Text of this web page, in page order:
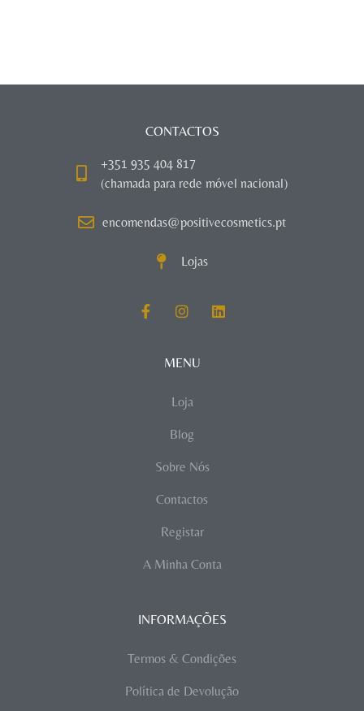
CONTACTOS
+351 935 404 817
(chamada para rede móvel nacional)
encomendas@positivecosmetics.pt
Lojas
MENU
Loja
Blog
Sobre Nós
Contactos
Registar
A Minha Conta
INFORMAÇÕES
Termos & Condições
Política de Devolução